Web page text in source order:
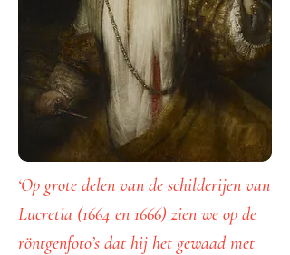
‘Op grote delen van de schilderijen van
Lucretia (1664 en 1666) zien we op de
röntgenfoto’s dat hij het gewaad met